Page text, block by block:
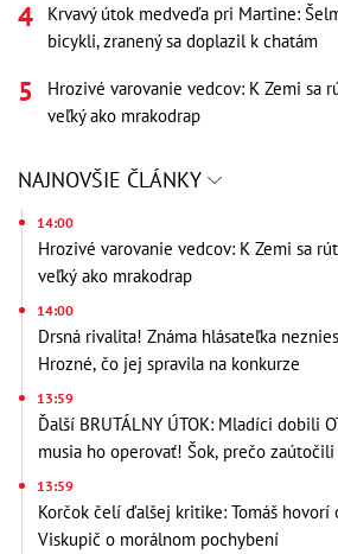
Krvavý útok medveďa pri Martine:
bicykli, zranený sa doplazil k chatám
Hrozivé varovanie vedcov: K Zemi sa
veľký ako mrakodrap
NAJNOVŠIE ČLÁNKY
14:00
Hrozivé varovanie vedcov: K Zemi sa
veľký ako mrakodrap
14:00
Drsná rivalita! Známa hlásateľka
Hrozné, čo jej spravila na konkurze
13:59
Ďalší BRUTÁLNY ÚTOK: Mladíci dobili
musia ho operovať! Šok, prečo zaútočili
13:59
Korčok čelí ďalšej kritike: Tomáš hovorí
Viskupič o morálnom pochybení